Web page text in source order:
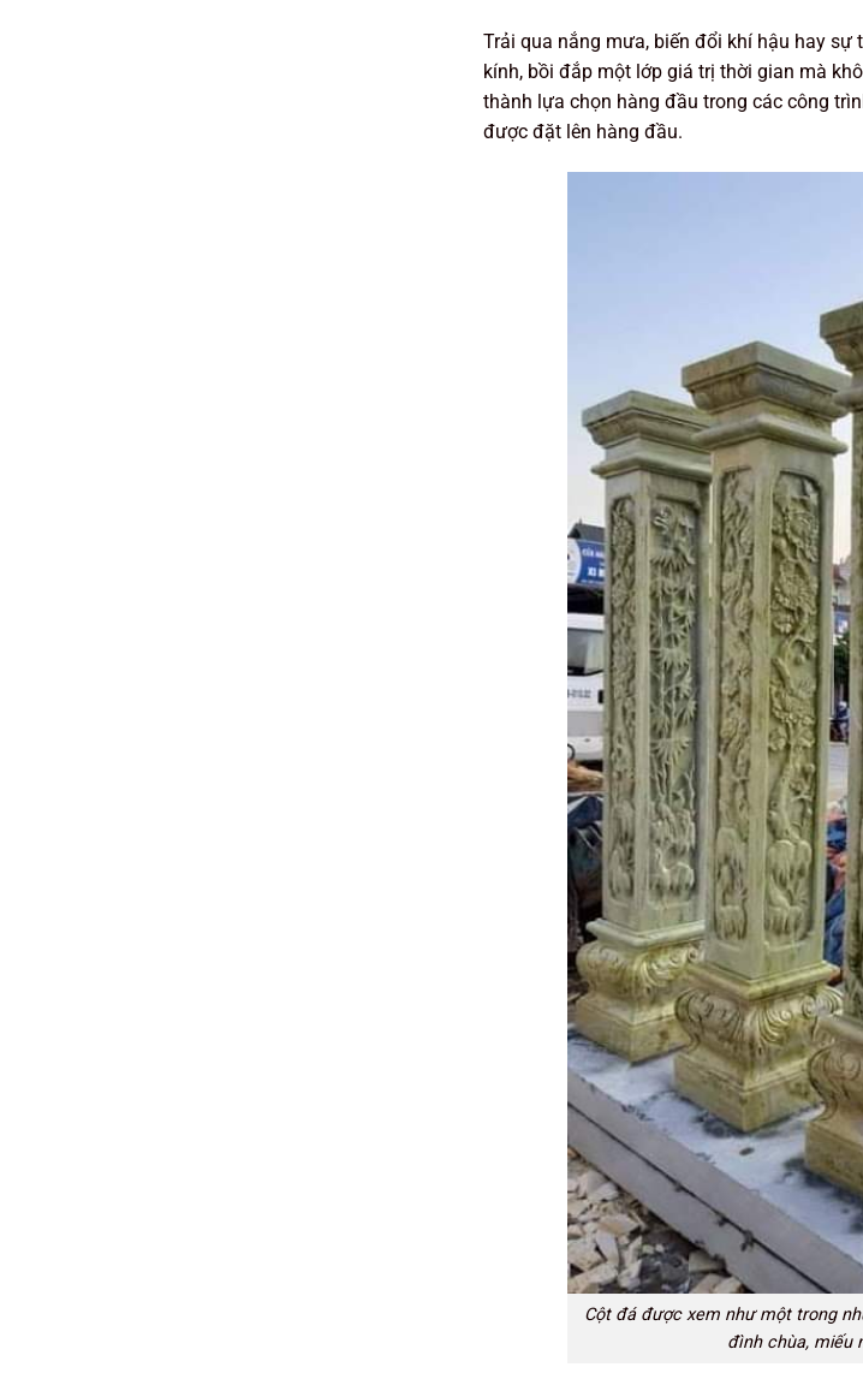
Trải qua nắng mưa, biến đổi khí hậu hay
kính, bồi đắp một lớp giá trị thời gian mà
thành lựa chọn hàng đầu trong các công
được đặt lên hàng đầu.
Cột đá được xem như một trong
đình chùa, miếu